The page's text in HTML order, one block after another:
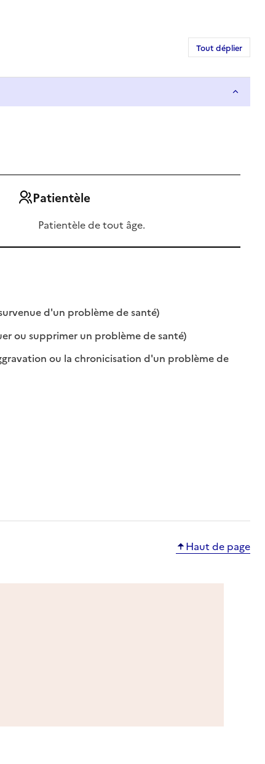
Tout déplier
Patientèle
Patientèle de tout âge.
d'un problème de santé): disponible
: non disponible
ou supprimer un problème de santé): disponible
: non disponible
ou la chronicisation d'un problème de
Haut de page